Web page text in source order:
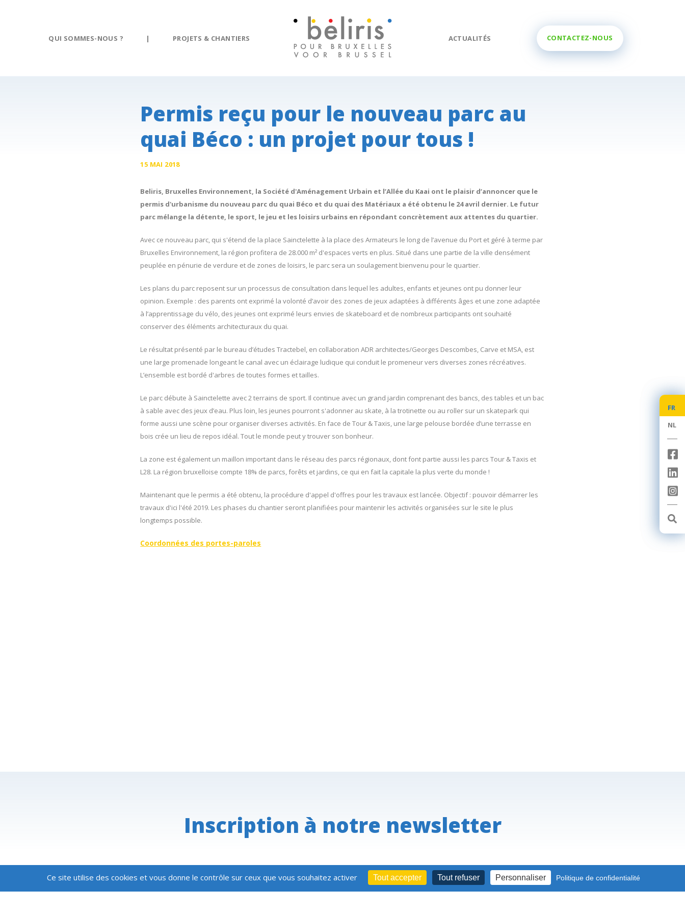
FR
NL
QUI SOMMES-NOUS ? | PROJETS & CHANTIERS ACTUALITÉS CONTACTEZ-NOUS
FR
NL
Permis reçu pour le nouveau parc au
quai Béco : un projet pour tous !
15 MAI 2018
Beliris, Bruxelles Environnement, la Société d'Aménagement Urbain et l’Allée du Kaai ont le plaisir d’annoncer que le
permis d'urbanisme du nouveau parc du quai Béco et du quai des Matériaux a été obtenu le 24 avril dernier. Le futur
parc mélange la détente, le sport, le jeu et les loisirs urbains en répondant concrètement aux attentes du quartier.
Avec ce nouveau parc, qui s'étend de la place Sainctelette à la place des Armateurs le long de l’avenue du Port et géré à terme par
Bruxelles Environnement, la région profitera de 28.000 m² d'espaces verts en plus. Situé dans une partie de la ville densément
peuplée en pénurie de verdure et de zones de loisirs, le parc sera un soulagement bienvenu pour le quartier.
Les plans du parc reposent sur un processus de consultation dans lequel les adultes, enfants et jeunes ont pu donner leur
opinion. Exemple : des parents ont exprimé la volonté d’avoir des zones de jeux adaptées à différents âges et une zone adaptée
à l’apprentissage du vélo, des jeunes ont exprimé leurs envies de skateboard et de nombreux participants ont souhaité
conserver des éléments architecturaux du quai.
Le résultat présenté par le bureau d’études Tractebel, en collaboration ADR architectes/Georges Descombes, Carve et MSA, est
une large promenade longeant le canal avec un éclairage ludique qui conduit le promeneur vers diverses zones récréatives.
L’ensemble est bordé d'arbres de toutes formes et tailles.
Le parc débute à Sainctelette avec 2 terrains de sport. Il continue avec un grand jardin comprenant des bancs, des tables et un bac
à sable avec des jeux d’eau. Plus loin, les jeunes pourront s'adonner au skate, à la trotinette ou au roller sur un skatepark qui
forme aussi une scène pour organiser diverses activités. En face de Tour & Taxis, une large pelouse bordée d’une terrasse en
bois crée un lieu de repos idéal. Tout le monde peut y trouver son bonheur.
La zone est également un maillon important dans le réseau des parcs régionaux, dont font partie aussi les parcs Tour & Taxis et
L28. La région bruxelloise compte 18% de parcs, forêts et jardins, ce qui en fait la capitale la plus verte du monde !
Maintenant que le permis a été obtenu, la procédure d'appel d'offres pour les travaux est lancée. Objectif : pouvoir démarrer les
travaux d'ici l'été 2019. Les phases du chantier seront planifiées pour maintenir les activités organisées sur le site le plus
longtemps possible.
Coordonnées des portes-paroles
Inscription à notre newsletter
Restez informé,
JE M'ABONNE
Ce site utilise des cookies et vous donne le contrôle sur ceux que vous souhaitez activer Tout accepter Tout refuser Personnaliser Politique de confidentialité